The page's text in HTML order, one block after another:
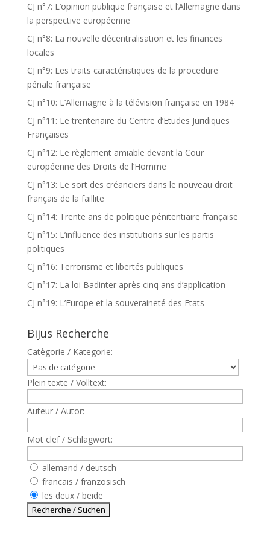
CJ n°7: L’opinion publique française et l’Allemagne dans
la perspective européenne
CJ n°8: La nouvelle décentralisation et les finances
locales
CJ n°9: Les traits caractéristiques de la procedure
pénale française
CJ n°10: L’Allemagne à la télévision française en 1984
CJ n°11: Le trentenaire du Centre d’Etudes Juridiques
Françaises
CJ n°12: Le règlement amiable devant la Cour
européenne des Droits de l’Homme
CJ n°13: Le sort des créanciers dans le nouveau droit
français de la faillite
CJ n°14: Trente ans de politique pénitentiaire française
CJ n°15: L’influence des institutions sur les partis
politiques
CJ n°16: Terrorisme et libertés publiques
CJ n°17: La loi Badinter après cinq ans d’application
CJ n°19: L’Europe et la souveraineté des Etats
Bijus Recherche
Catègorie / Kategorie:
Plein texte / Volltext:
Auteur / Autor:
Mot clef / Schlagwort:
allemand / deutsch
francais / französisch
les deux / beide